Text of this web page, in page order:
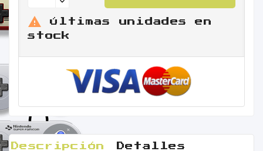

Últimas unidades en
stock
Descripción Detalles